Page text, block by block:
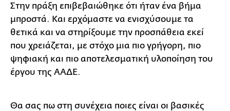
Στην πράξη επιβεβαιώθηκε ότι ήταν ένα βήμα
μπροστά. Και ερχόμαστε να ενισχύσουμε τα
θετικά και να στηρίξουμε την προσπάθεια εκεί
που χρειάζεται, με στόχο μια πιο γρήγορη, πιο
ψηφιακή και πιο αποτελεσματική υλοποίηση του
έργου της ΑΑΔΕ.
Θα σας πω στη συνέχεια ποιες είναι οι βασικές